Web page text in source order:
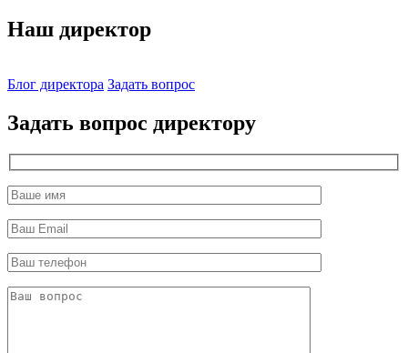
Наш директор
Блог директора Задать вопрос
Задать вопрос директору